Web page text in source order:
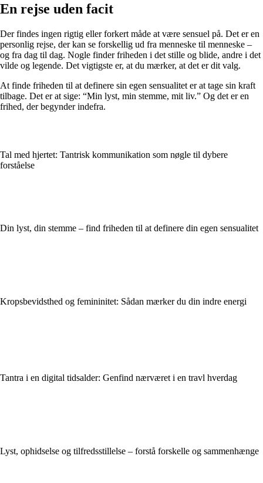
En rejse uden facit
Der findes ingen rigtig eller forkert måde at være sensuel på. Det er en
personlig rejse, der kan se forskellig ud fra menneske til menneske –
og fra dag til dag. Nogle finder friheden i det stille og blide, andre i det
vilde og legende. Det vigtigste er, at du mærker, at det er dit valg.
At finde friheden til at definere sin egen sensualitet er at tage sin kraft
tilbage. Det er at sige: “Min lyst, min stemme, mit liv.” Og det er en
frihed, der begynder indefra.
Tal med hjertet: Tantrisk kommunikation som nøgle til dybere
forståelse
Din lyst, din stemme – find friheden til at definere din egen sensualitet
Kropsbevidsthed og femininitet: Sådan mærker du din indre energi
Tantra i en digital tidsalder: Genfind nærværet i en travl hverdag
Lyst, ophidselse og tilfredsstillelse – forstå forskelle og sammenhænge